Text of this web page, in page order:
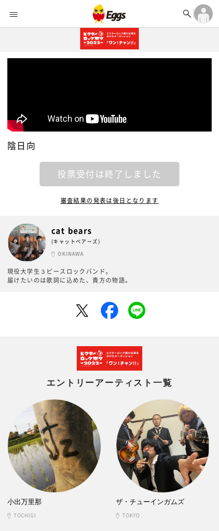


ランキング 
記事 

ログイン
アカウント登録
陰日向
投票受付は終了しました
審査結果の発表は後日となります
cat bears
(キャットベアーズ)
OKINAWA
現役大学生３ピースロックバンド。
届けたいのは歌詞に込めた、貴方の物語。
エントリーアーティスト一覧
小出万里那
TOCHIGI
ザ・チューインガムズ
TOKYO